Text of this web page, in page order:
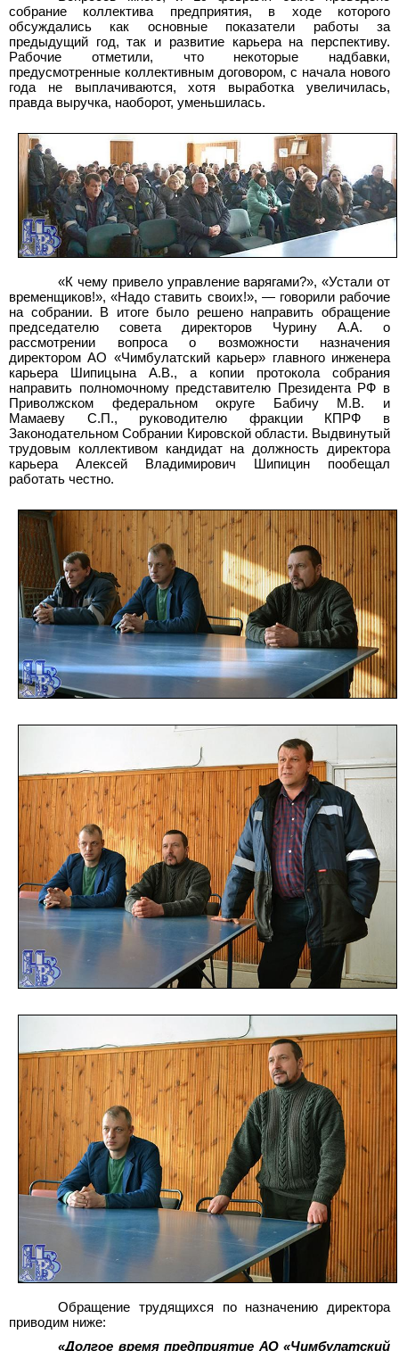
собрание коллектива предприятия, в ходе которого
обсуждались как основные показатели работы за
предыдущий год, так и развитие карьера на перспективу.
Рабочие отметили, что некоторые надбавки,
предусмотренные коллективным договором, с начала нового
года не выплачиваются, хотя выработка увеличилась,
правда выручка, наоборот, уменьшилась.
«К чему привело управление варягами?», «Устали от
временщиков!», «Надо ставить своих!», —говорили рабочие
на собрании. В итоге было решено направить обращение
председателю совета директоров Чурину
А.А. о
рассмотрении вопроса о возможности назначения
директором АО «Чимбулатский карьер» главного инженера
карьера Шипицына
А.В., а копии протокола собрания
направить полномочному представителю Президента РФ в
Приволжском федеральном округе Бабичу
М.В. и
Мамаеву
С.П., руководителю фракции КПРФ в
Законодательном Собрании Кировской области. Выдвинутый
трудовым коллективом кандидат на должность директора
карьера Алексей Владимирович Шипицин пообещал
работать честно.
Обращение трудящихся по назначению директора
приводим ниже:
«Долгое время предприятие АО «Чимбулатский